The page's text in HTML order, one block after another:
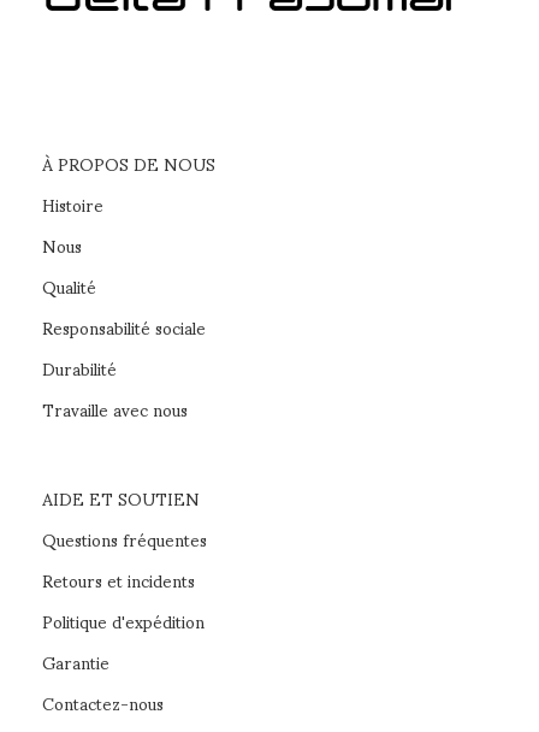
À PROPOS DE NOUS
Histoire
Nous
Qualité
Responsabilité sociale
Durabilité
Travaille avec nous
AIDE ET SOUTIEN
Questions fréquentes
Retours et incidents
Politique d'expédition
Garantie
Contactez-nous